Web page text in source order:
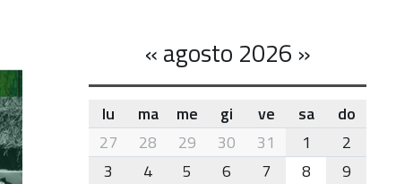
«agosto 2026 »
month-
8
lu ma me gi ve sa
do
27
28 29 30 31 1
2
3
4 5 6 7 8
9